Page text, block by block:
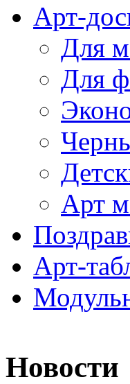
Арт-
Для
Для
Арт
Арт-
Новости